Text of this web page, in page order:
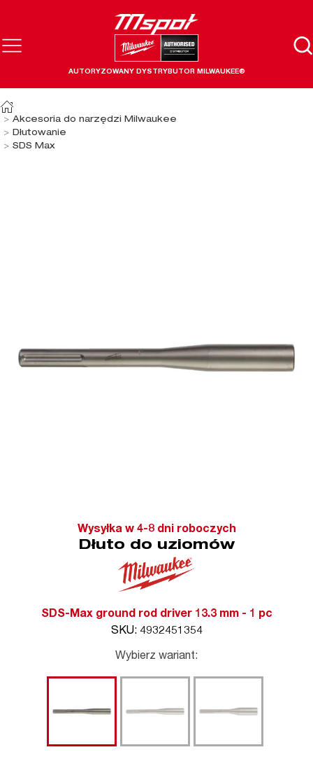
AUTORYZOWANY DYSTRYBUTOR MILWAUKEE®
Akcesoria do narzędzi Milwaukee
Dłutowanie
SDS Max
Wysyłka w 4-8 dni roboczych
Dłuto do uziomów
SDS-Max ground rod driver 13.3 mm - 1 pc
SKU: 4932451354
Wybierz wariant: